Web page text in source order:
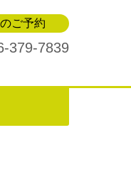
ご予約
379-7839